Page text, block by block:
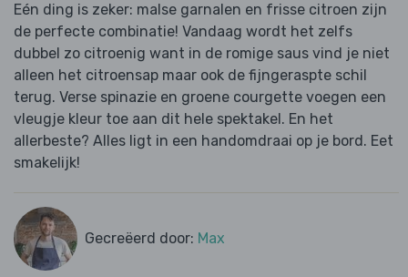
Eén ding is zeker: malse garnalen en frisse citroen zijn
de perfecte combinatie! Vandaag wordt het zelfs
dubbel zo citroenig want in de romige saus vind je niet
alleen het citroensap maar ook de fijngeraspte schil
terug. Verse spinazie en groene courgette voegen een
vleugje kleur toe aan dit hele spektakel. En het
allerbeste? Alles ligt in een handomdraai op je bord. Eet
smakelijk!
Gecreëerd door: Max